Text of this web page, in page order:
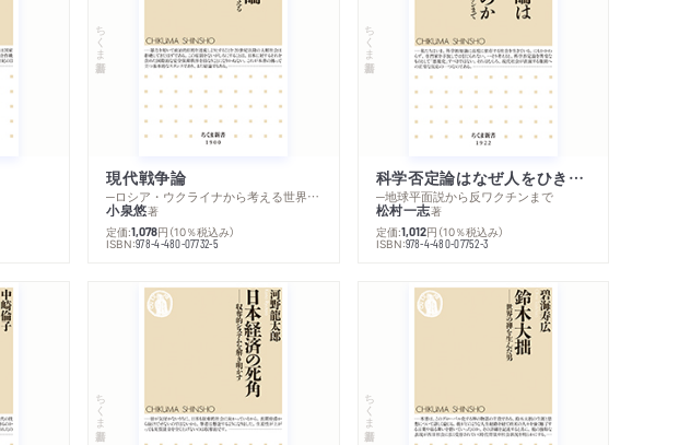
ちくま新書
現代戦争論
─ロシア・ウクライナから考える世界の行方
小泉悠著
定価:1,078円 （10％税込み）
ISBN:978-4-480-07732-5
ちくま新書
科学否定論はなぜ人をひきつけるのか
─地球平面説から反ワクチンまで
松村一志著
定価:1,012円 （10％税込み）
ISBN:978-4-480-07752-3
ちくま新書 ちくま新書